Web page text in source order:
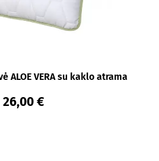
ALOE VERA su kaklo atrama
26,00 €